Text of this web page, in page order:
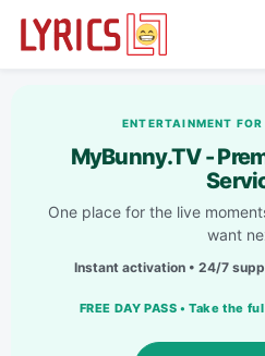
ENTERTAINMENT
MyBunny.TV -
One place for the live
want
Instant activation • 24/7
FREE DAY PASS • Take the